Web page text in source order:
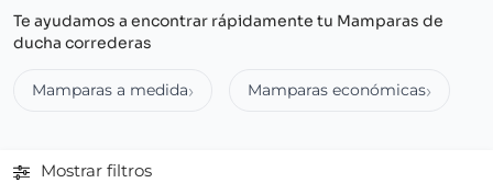
Te ayudamos a encontrar rápidamente tu Mamparas de
ducha correderas
Mamparas a medida Mamparas económicas
Mostrar filtros